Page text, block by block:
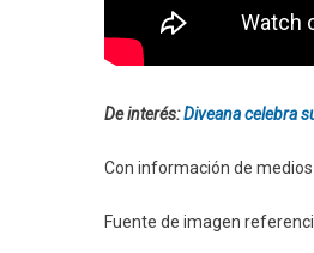
De interés:Diveana celebra
Con información de
Fuente de imagen